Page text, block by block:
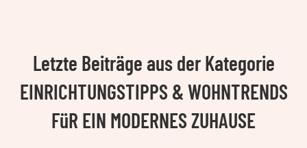
Letzte Beiträge aus der Kategorie
EINRICHTUNGSTIPPS & WOHNTRENDS
FüR EIN MODERNES ZUHAUSE